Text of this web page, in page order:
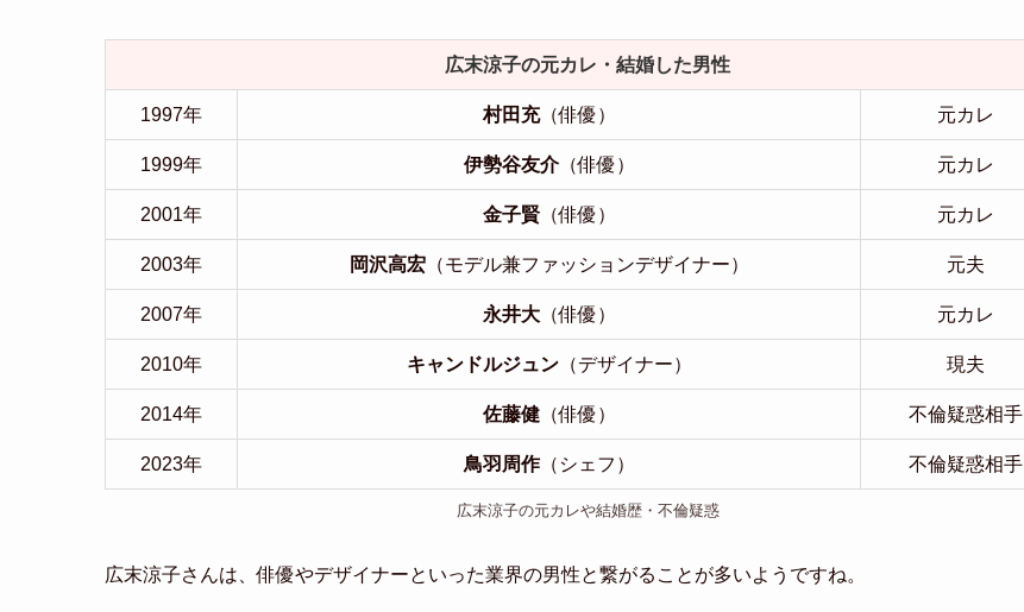
広末涼子の元カレ・結婚した男性
1997年 村田充（俳優） 元カレ
1999年 伊勢谷友介（俳優） 元カレ
2001年 金子賢（俳優） 元カレ
2003年 岡沢高宏（モデル兼ファッションデザイナー） 元夫
2007年 永井大（俳優） 元カレ
2010年 キャンドルジュン（デザイナー） 現夫
2014年 佐藤健（俳優） 不倫疑惑相手
2023年 鳥羽周作（シェフ） 不倫疑惑相手
広末涼子の元カレや結婚歴・不倫疑惑
広末涼子さんは、俳優やデザイナーといった業界の男性と繋がることが多いようですね。